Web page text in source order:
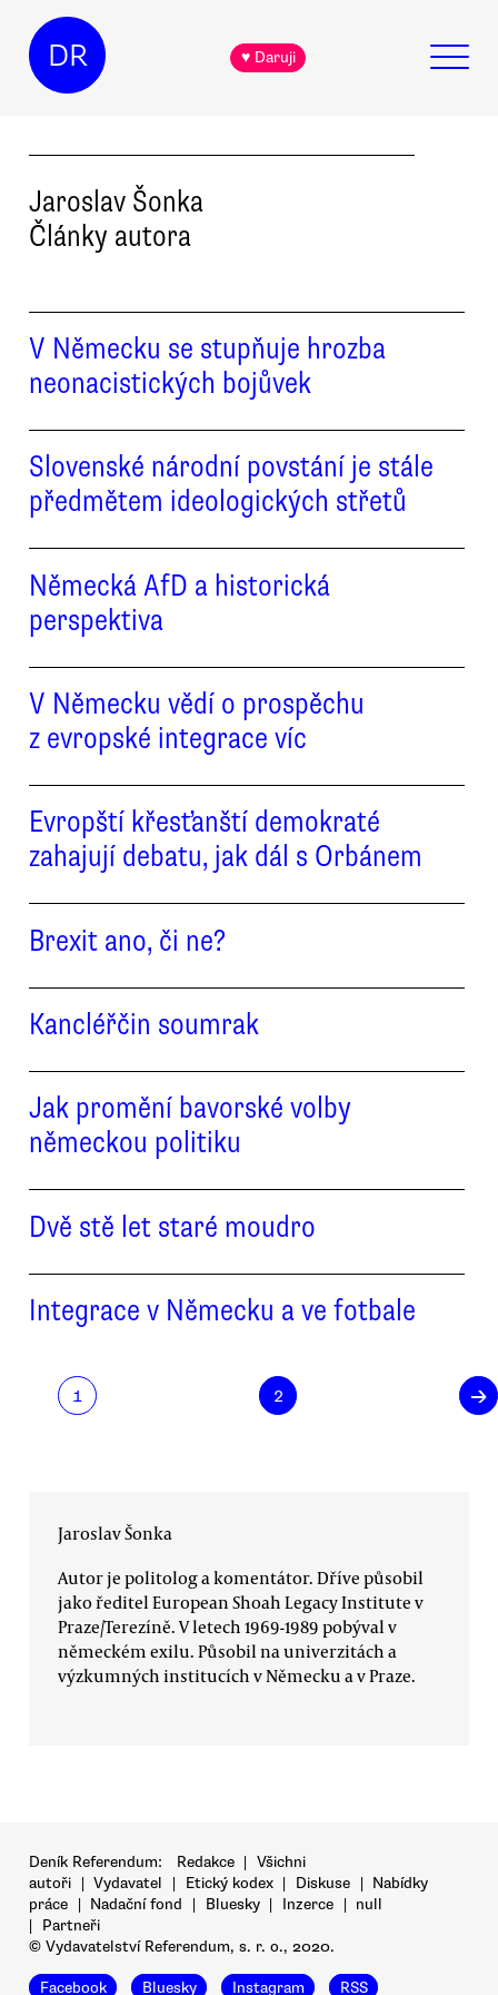
DR ♥ Daruji
Jaroslav Šonka
Články autora
V Německu se stupňuje hrozba
neonacistických bojůvek
Slovenské národní povstání je stále
předmětem ideologických střetů
Německá AfD a historická
perspektiva
V Německu vědí o prospěchu
z evropské integrace víc
Evropští křesťanští demokraté
zahajují debatu, jak dál s Orbánem
Brexit ano, či ne?
Kancléřčin soumrak
Jak promění bavorské volby
německou politiku
Dvě stě let staré moudro
Integrace v Německu a ve fotbale
1 2 →
Jaroslav Šonka
Autor je politolog a komentátor. Dříve působil
jako ředitel European Shoah Legacy Institute v
Praze/Terezíně. V letech 1969-1989 pobýval v
německém exilu. Působil na univerzitách a
výzkumných institucích v Německu a v Praze.
Deník Referendum: Redakce | Všichni
autoři | Vydavatel | Etický kodex | Diskuse | Nabídky
práce | Nadační fond | Bluesky | Inzerce | null
|
Partneři
© Vydavatelství Referendum, s. r. o., 2020.
Facebook Bluesky Instagram RSS